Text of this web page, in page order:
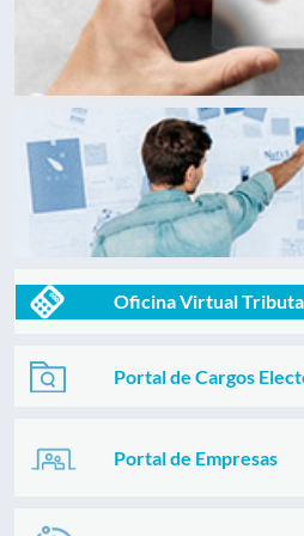
Oficina Virtual
Portal de Cargos
Portal de Empresas